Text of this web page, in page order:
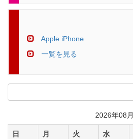
Apple iPhone
一覧を見る
2026年08月
日 月 火 水